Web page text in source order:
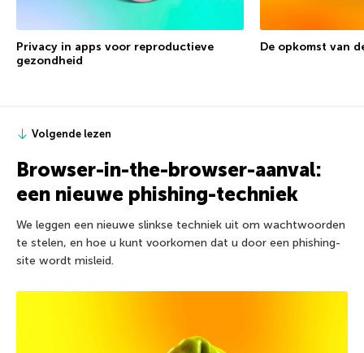
Privacy in apps voor reproductieve
gezondheid
De opkomst van
Volgende lezen
Browser-in-the-browser-aanval:
een nieuwe phishing-techniek
We leggen een nieuwe slinkse techniek uit om wachtwoorden
te stelen, en hoe u kunt voorkomen dat u door een phishing-
site wordt misleid.